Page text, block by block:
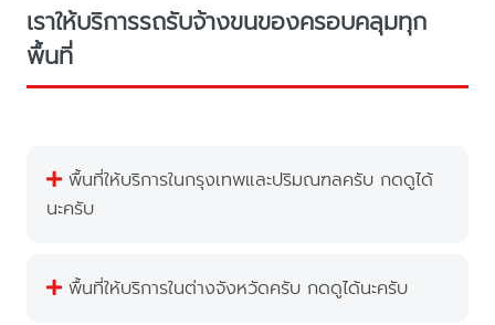
เราให้บริการรถรับจ้างขนของครอบคลุมทุก
พื้นที่
พื้นที่ให้บริการในกรุงเทพและปริมณฑลครับ กดดูได้
นะครับ
พื้นที่ให้บริการในต่างจังหวัดครับ กดดูได้นะครับ